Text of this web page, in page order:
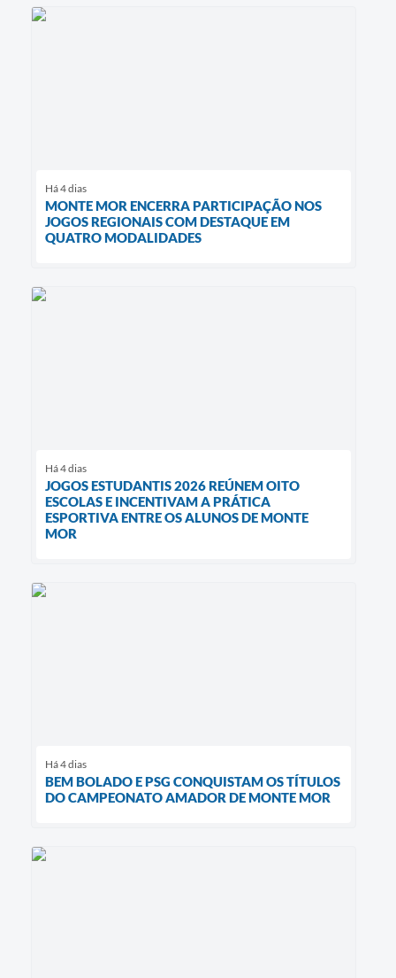
Há 4 dias
MONTE MOR ENCERRA PARTICIPAÇÃO NOS
JOGOS REGIONAIS COM DESTAQUE EM
QUATRO MODALIDADES ​
Há 4 dias
JOGOS ESTUDANTIS 2026 REÚNEM OITO
ESCOLAS E INCENTIVAM A PRÁTICA
ESPORTIVA ENTRE OS ALUNOS DE MONTE
MOR
Há 4 dias
BEM BOLADO E PSG CONQUISTAM OS TÍTULOS
DO CAMPEONATO AMADOR DE MONTE MOR